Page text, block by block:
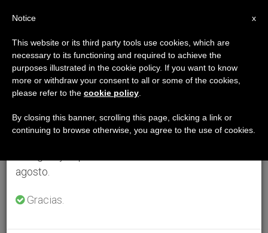
×
Aviso importante
Del 27 de julio al 7 de agosto haremos la pausa
anual, aprovechando que en el periodo de verano
se generan menos informaciones y también el
agosto.
Gracias.
x
Notice
This website or its third party tools use cookies, which are
necessary to its functioning and required to achieve the
purposes illustrated in the cookie policy. If you want to know
more or withdraw your consent to all or some of the cookies,
please refer to the cookie policy
By closing this banner, scrolling this page, clicking a link or
continuing to browse otherwise, you agree to the use of cookies.